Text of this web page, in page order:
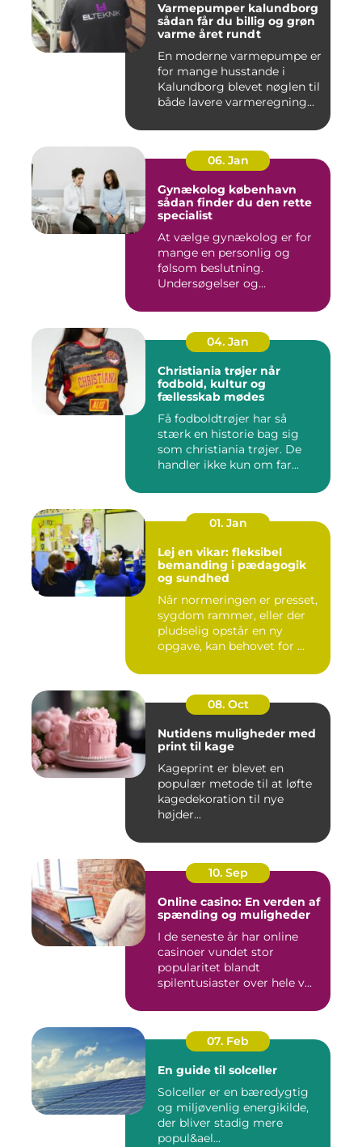
Varmepumper kalundborg
sådan får du billig og grøn
varme året rundt
En moderne varmepumpe er
for mange husstande i
Kalundborg blevet nøglen til
både lavere varmeregning...
06. Jan
Gynækolog københavn
sådan finder du den rette
specialist
At vælge gynækolog er for
mange en personlig og
følsom beslutning.
Undersøgelser og
04. Jan
Christiania trøjer når
fodbold, kultur og
fællesskab mødes
Få fodboldtrøjer har så
stærk en historie bag sig
som christiania trøjer. De
handler ikke kun om far...
01. Jan
Lej en vikar: fleksibel
bemanding i pædagogik
og sundhed
Når normeringen er presset,
sygdom rammer, eller der
pludselig opstår en ny
opgave, kan behovet for ...
08. Oct
Nutidens muligheder med
print til kage
Kageprint er blevet en
populær metode til at løfte
kagedekoration til nye
højder...
10. Sep
Online casino: En verden af
spænding og muligheder
I de seneste år har online
casinoer vundet stor
popularitet blandt
spilentusiaster over hele v...
07. Feb
En guide til solceller
Solceller er en bæredygtig
og miljøvenlig energikilde,
der bliver stadig mere
popul&ael...